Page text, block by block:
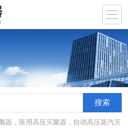
器，医用高压灭菌器，自动高压蒸汽灭